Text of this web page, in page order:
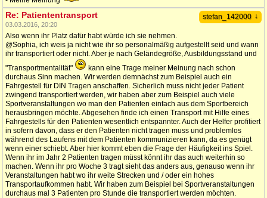
stefan_142000 ↓
Re: Patiententransport
03.03.2016, 20:20
Also wenn ihr Platz dafür habt würde ich sie nehmen.
@Sophia, ich weis ja nicht wie ihr so personalmäßig aufgestellt seid und wann
ihr transportiert oder nicht. Aber je nach Geländegröße, Ausbildungsstand und
"Transportmentalität"
kann eine Trage meiner Meinung nach schon
durchaus Sinn machen. Wir werden demnächst zum Beispiel auch ein
Fahrgestell für DIN Tragen anschaffen. Sicherlich muss nicht jeder Patient
zwingend transportiert werden, wir haben aber zum Beispiel auch viele
Sportveranstaltungen wo man den Patienten einfach aus dem Sportbereich
herausbringen möchte. Abgesehen finde ich einen Transport mit Hilfe eines
Fahrgestells für den Patienten wesentlich entspannter. Auch der Helfer profitiert
in sofern davon, dass er den Patienten nicht tragen muss und problemlos
während des Laufens mit dem Patienten kommunizieren kann, da es genügt
wenn einer schiebt. Aber hier kommt eben die Frage der Häufigkeit ins Spiel.
Wenn ihr im Jahr 2 Patienten tragen müsst könnt ihr das auch weiterhin so
machen. Wenn ihr pro Woche 3 tragt sieht das anders aus, genauso wenn ihr
Veranstaltungen habt wo ihr weite Strecken und / oder ein hohes
Transportaufkommen habt. Wir haben zum Beispiel bei Sportveranstaltungen
durchaus mal 3 Patienten pro Stunde die transportiert werden möchten.